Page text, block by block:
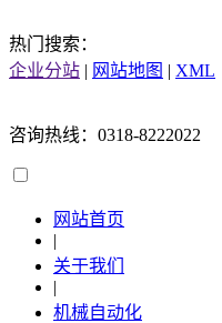
热门搜索：
企业分站 | 网站地图 | XML
咨询热线：0318-8222022
网站首页
|
关于我们
|
机械自动化